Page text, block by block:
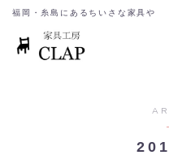
福岡・糸島にあるちいさな家具や